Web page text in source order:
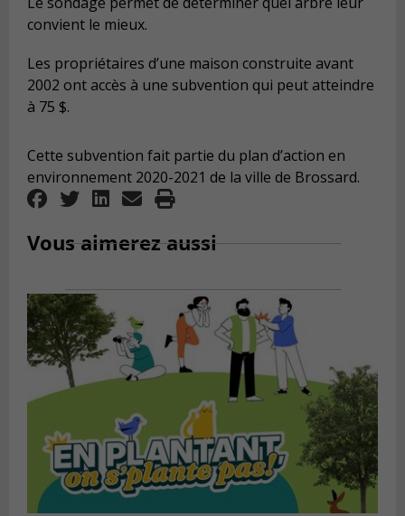
convient le mieux.
Les propriétaires d’une maison construite avant
2002 ont accès à une subvention qui peut atteindre
à 75 $.
Cette subvention fait partie du plan d’action en
environnement 2020-2021 de la ville de Brossard.
Vous aimerez aussi